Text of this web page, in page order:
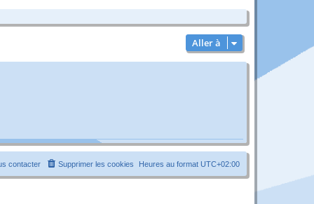
Aller à
Heures au format UTC+02:00
Supprimer les cookies
contacter